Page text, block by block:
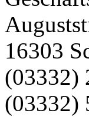
16303
(03332)
(03332)